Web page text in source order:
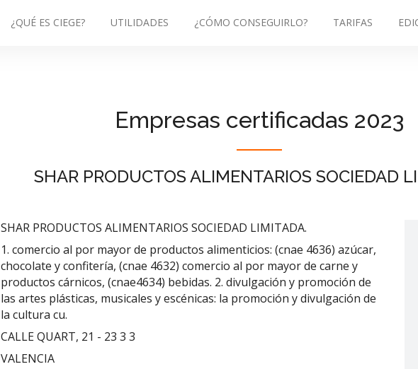
¿QUÉ ES CIEGE? UTILIDADES ¿CÓMO CONSEGUIRLO? TARIFAS
Empresas certificadas 2023
SHAR PRODUCTOS ALIMENTARIOS SOCIEDAD
SHAR PRODUCTOS ALIMENTARIOS SOCIEDAD LIMITADA.
1. comercio al por mayor de productos alimenticios: (cnae 4636) azúcar,
chocolate y confitería, (cnae 4632) comercio al por mayor de carne y
productos cárnicos, (cnae4634) bebidas. 2. divulgación y promoción de
las artes plásticas, musicales y escénicas: la promoción y divulgación de
la cultura cu.
CALLE QUART, 21 - 23 3 3
VALENCIA